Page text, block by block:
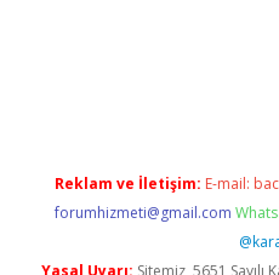
Reklam ve İletişim: E-mail:
forumhizmeti@gmail.com
Yasal Uyarı: Sitemiz, 5651